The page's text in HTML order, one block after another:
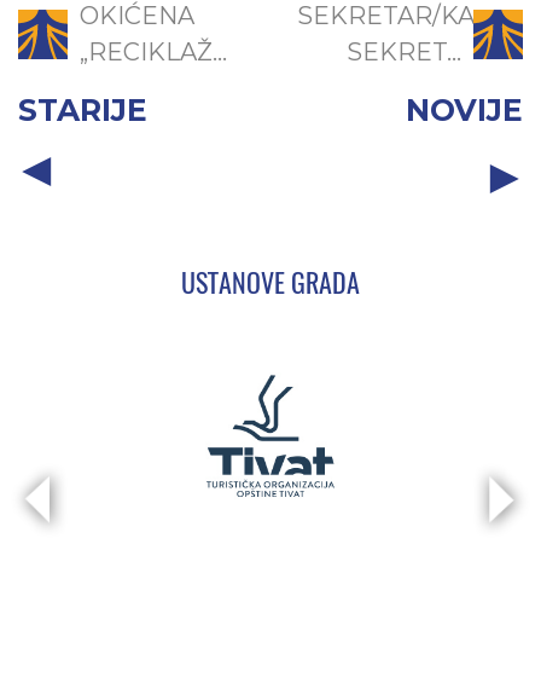
OKIĆENA
„RECIKLAŽ...
STARIJE
SEKRETAR/KA
SEKRET...
NOVIJE
USTANOVE GRADA